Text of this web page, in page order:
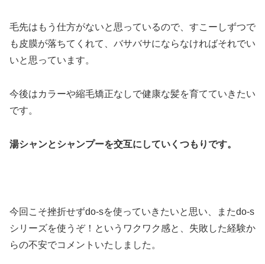
毛先はもう仕方がないと思っているので、すこーしずつで
も皮膜が落ちてくれて、バサバサにならなければそれでい
いと思っています。
今後はカラーや縮毛矯正なしで健康な髪を育てていきたい
です。
湯シャンとシャンプーを交互にしていくつもりです。
今回こそ挫折せずdo-sを使っていきたいと思い、またdo-s
シリーズを使うぞ！というワクワク感と、失敗した経験か
らの不安でコメントいたしました。